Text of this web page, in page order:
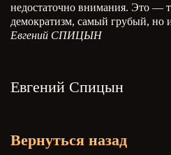
недостаточно внимания. Это —
демократизм, самый грубый, но
Евгений СПИЦЫН
Евгений Спицын
Вернуться назад